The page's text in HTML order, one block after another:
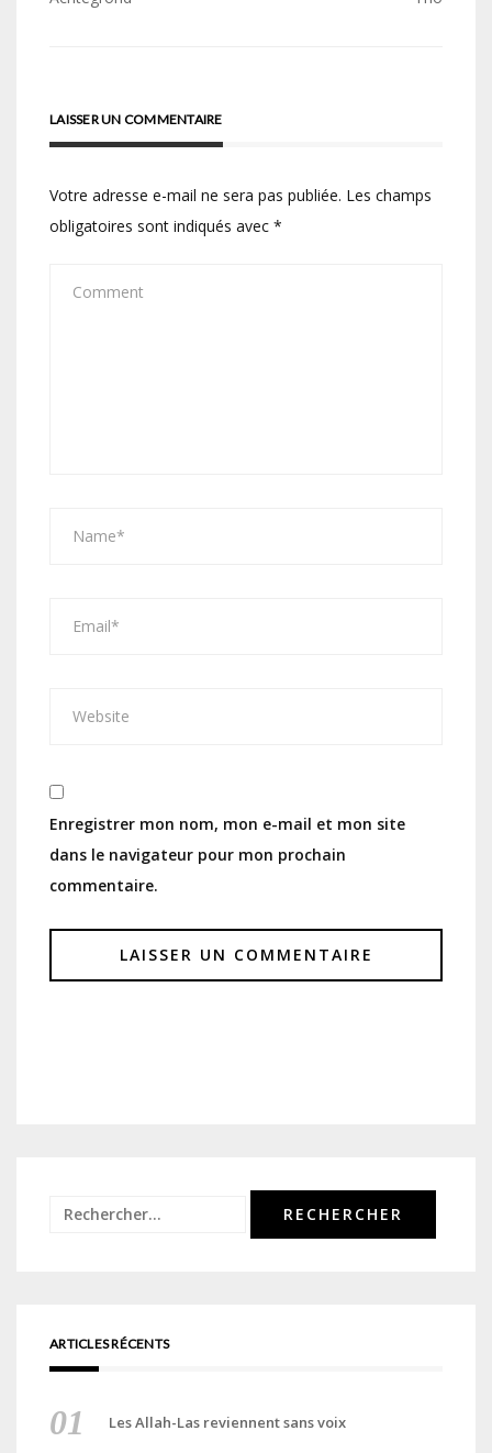
LAISSER UN COMMENTAIRE
Votre adresse e-mail ne sera pas publiée. Les champs
obligatoires sont indiqués avec *
Enregistrer mon nom, mon e-mail et mon site
dans le navigateur pour mon prochain
commentaire.
Rechercher :
ARTICLES RÉCENTS
Les Allah-Las reviennent sans voix